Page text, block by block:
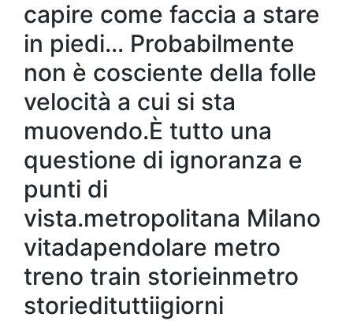
capire come faccia a stare
in piedi… Probabilmente
non è cosciente della folle
velocità a cui si sta
muovendo.È tutto una
questione di ignoranza e
punti di
vista.metropolitana Milano
vitadapendolare metro
treno train storieinmetro
storiedituttiigiorni